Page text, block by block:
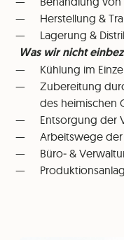
Herstellung &
Lagerung &
Was wir nicht
Kühlung im
Zubereitung
des heimischen
Entsorgung der
Arbeitswege
Büro‑ &